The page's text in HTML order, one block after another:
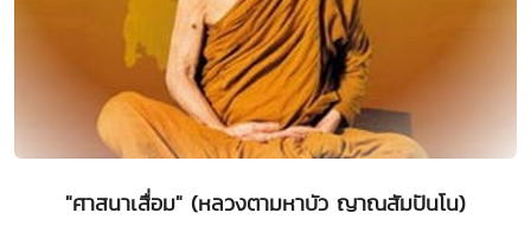
"ศาสนาเสื่อม" (หลวงตามหาบัว ญาณสัมปันโน)